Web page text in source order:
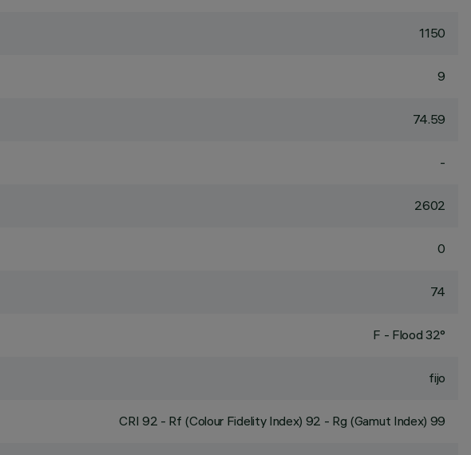
1150
9
74.59
-
2602
0
74
F - Flood 32°
fijo
CRI 92 - Rf (Colour Fidelity Index) 92 - Rg (Gamut Index) 99